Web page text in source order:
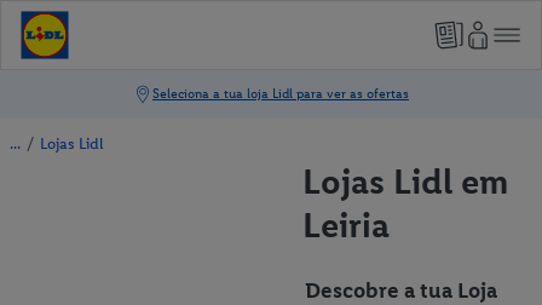
/ Lojas Lidl
Lojas Lidl em
Leiria
Descobre a tua Loja